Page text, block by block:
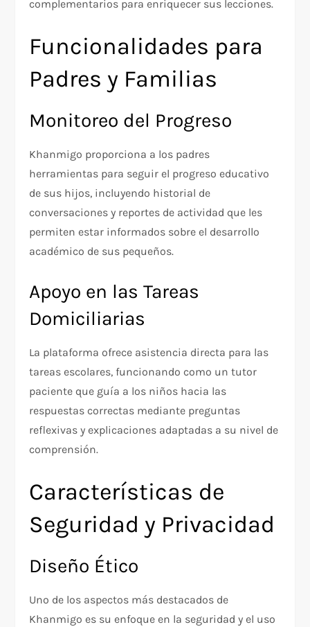
complementarios para enriquecer sus lecciones.
Funcionalidades para
Padres y Familias
Monitoreo del Progreso
Khanmigo proporciona a los padres
herramientas para seguir el progreso educativo
de sus hijos, incluyendo historial de
conversaciones y reportes de actividad que les
permiten estar informados sobre el desarrollo
académico de sus pequeños.
Apoyo en las Tareas
Domiciliarias
La plataforma ofrece asistencia directa para las
tareas escolares, funcionando como un tutor
paciente que guía a los niños hacia las
respuestas correctas mediante preguntas
reflexivas y explicaciones adaptadas a su nivel de
comprensión.
Características de
Seguridad y Privacidad
Diseño Ético
Uno de los aspectos más destacados de
Khanmigo es su enfoque en la seguridad y el uso